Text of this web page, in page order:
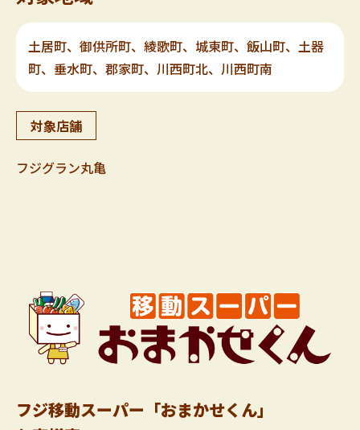
土居町、御供所町、綾歌町、城東町、飯山町、土器
町、垂水町、郡家町、川西町北、川西町南
対象店舗
フジグラン丸亀
フジ移動スーパー「おまかせくん」